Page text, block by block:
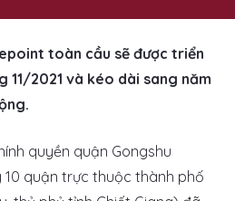
toàn cầu sẽ được triển
2021 và kéo dài sang năm
quyền quận Gongshu
10 quận trực thuộc thành phố